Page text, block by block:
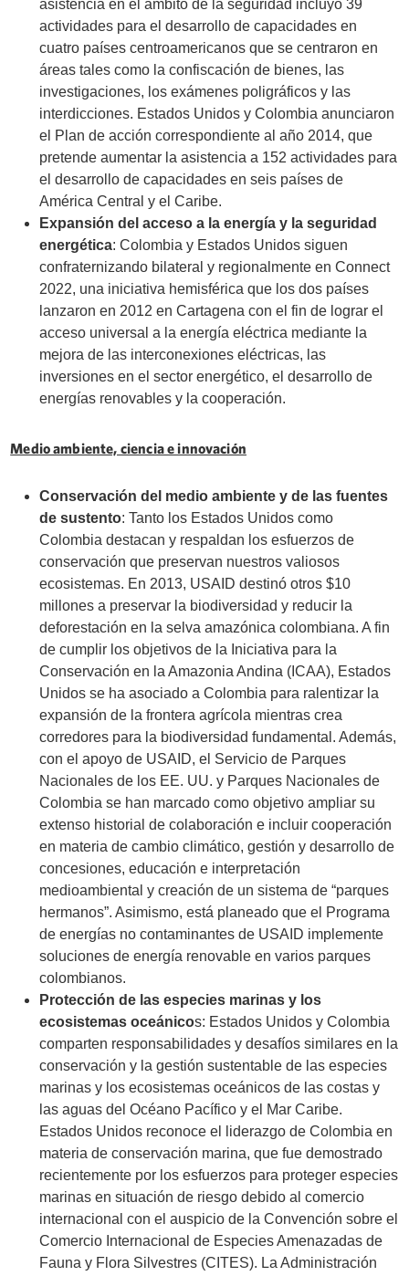
asistencia en el ámbito de la seguridad incluyó 39
actividades para el desarrollo de capacidades en
cuatro países centroamericanos que se centraron en
áreas tales como la confiscación de bienes, las
investigaciones, los exámenes poligráficos y las
interdicciones. Estados Unidos y Colombia anunciaron
el Plan de acción correspondiente al año 2014, que
pretende aumentar la asistencia a 152 actividades para
el desarrollo de capacidades en seis países de
América Central y el Caribe.
Expansión del acceso a la energía y la seguridad
energética: Colombia y Estados Unidos siguen
confraternizando bilateral y regionalmente en Connect
2022, una iniciativa hemisférica que los dos países
lanzaron en 2012 en Cartagena con el fin de lograr el
acceso universal a la energía eléctrica mediante la
mejora de las interconexiones eléctricas, las
inversiones en el sector energético, el desarrollo de
energías renovables y la cooperación.
Medio ambiente, ciencia e innovación
Conservación del medio ambiente y de las fuentes
de sustento: Tanto los Estados Unidos como
Colombia destacan y respaldan los esfuerzos de
conservación que preservan nuestros valiosos
ecosistemas. En 2013, USAID destinó otros $10
millones a preservar la biodiversidad y reducir la
deforestación en la selva amazónica colombiana. A fin
de cumplir los objetivos de la Iniciativa para la
Conservación en la Amazonia Andina (ICAA), Estados
Unidos se ha asociado a Colombia para ralentizar la
expansión de la frontera agrícola mientras crea
corredores para la biodiversidad fundamental. Además,
con el apoyo de USAID, el Servicio de Parques
Nacionales de los EE. UU. y Parques Nacionales de
Colombia se han marcado como objetivo ampliar su
extenso historial de colaboración e incluir cooperación
en materia de cambio climático, gestión y desarrollo de
concesiones, educación e interpretación
medioambiental y creación de un sistema de “parques
hermanos”. Asimismo, está planeado que el Programa
de energías no contaminantes de USAID implemente
soluciones de energía renovable en varios parques
colombianos.
Protección de las especies marinas y los
ecosistemas oceánicos: Estados Unidos y Colombia
comparten responsabilidades y desafíos similares en la
conservación y la gestión sustentable de las especies
marinas y los ecosistemas oceánicos de las costas y
las aguas del Océano Pacífico y el Mar Caribe.
Estados Unidos reconoce el liderazgo de Colombia en
materia de conservación marina, que fue demostrado
recientemente por los esfuerzos para proteger especies
marinas en situación de riesgo debido al comercio
internacional con el auspicio de la Convención sobre el
Comercio Internacional de Especies Amenazadas de
Fauna y Flora Silvestres (CITES). La Administración